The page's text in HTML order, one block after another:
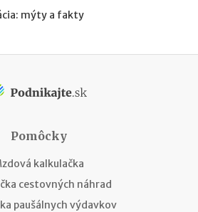
mýty a fakty
Pomôcky
kalkulačka
cestovných náhrad
paušálnych výdavkov